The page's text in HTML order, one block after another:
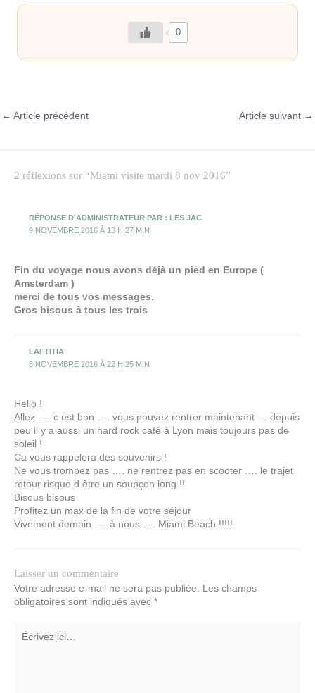
0
← Article précédent Article suivant →
2 réflexions sur “Miami visite mardi 8 nov 2016”
RÉPONSE D'ADMINISTRATEUR PAR : LES JAC
9 NOVEMBRE 2016 À 13 H 27 MIN
Fin du voyage nous avons déjà un pied en Europe (
Amsterdam )
merci de tous vos messages.
Gros bisous à tous les trois
LAETITIA
8 NOVEMBRE 2016 À 22 H 25 MIN
Hello !
Allez …. c est bon …. vous pouvez rentrer maintenant … depuis
peu il y a aussi un hard rock café à Lyon mais toujours pas de
soleil !
Ca vous rappelera des souvenirs !
Ne vous trompez pas …. ne rentrez pas en scooter …. le trajet
retour risque d être un soupçon long !!
Bisous bisous
Profitez un max de la fin de votre séjour
Vivement demain …. à nous …. Miami Beach !!!!!
Laisser un commentaire
Votre adresse e-mail ne sera pas publiée.
Les champs
obligatoires sont indiqués avec *
Écrivez
ici…